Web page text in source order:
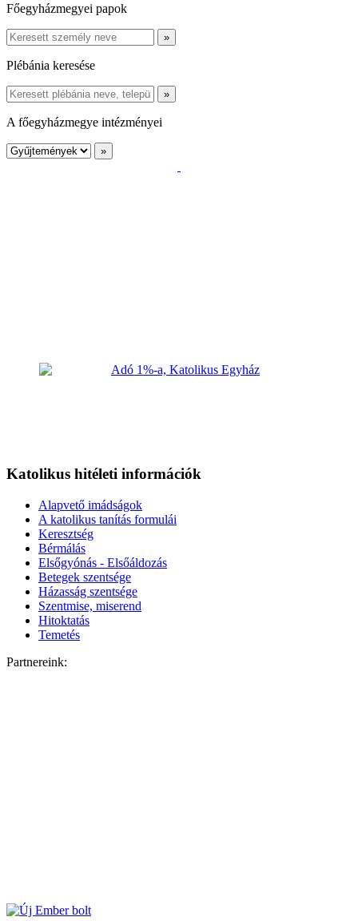
Főegyházmegyei papok
Plébánia keresése
A főegyházmegye intézményei
Katolikus hitéleti információk
Alapvető imádságok
A katolikus tanítás formulái
Keresztség
Bérmálás
Elsőgyónás - Elsőáldozás
Betegek szentsége
Házasság szentsége
Szentmise, miserend
Hitoktatás
Temetés
Partnereink: